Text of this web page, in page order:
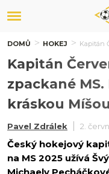
DOMŮ HOKEJ Kapitán
Kapitán
zpackané
kráskou Míšou
Pavel Zdrálek 2.
Český hokejový
na MS 2025 užívá